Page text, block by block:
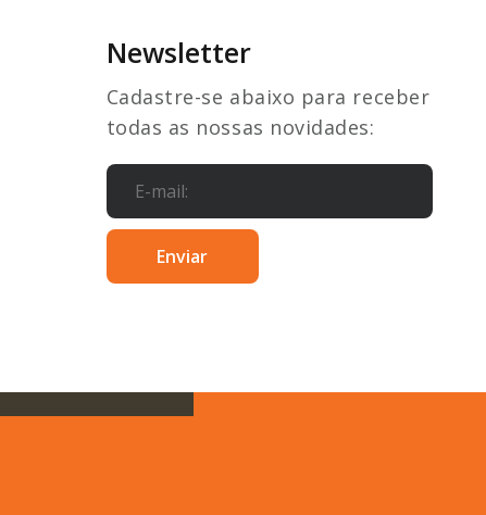
Newsletter
Cadastre-se abaixo para receber
todas as nossas novidades: